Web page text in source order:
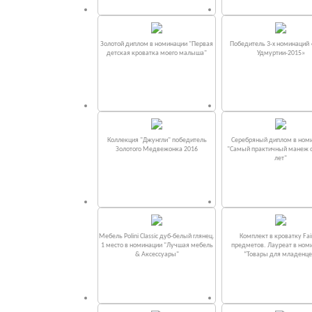
Золотой диплом в номинации "Первая
детская кроватка моего малыша"
Победитель 3-х номинаций
Удмуртии-2015»
Коллекция "Джунгли" победитель
Золотого Медвежонка 2016
Серебряный диплом в
"Самый практичный манеж
лет"
Мебель Polini Classic дуб-белый глянец.
1 место в номинации "Лучшая мебель
& Аксессуары"
Комплект в кроватку
предметов. Лауреат в
“Товары для